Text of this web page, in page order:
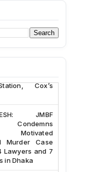
ALERT:
Concerned
Condemns
at Chakaria
Cox’s
JMBF
Condemns
Motivated
Murder Case
Lawyers and 7
in Dhaka